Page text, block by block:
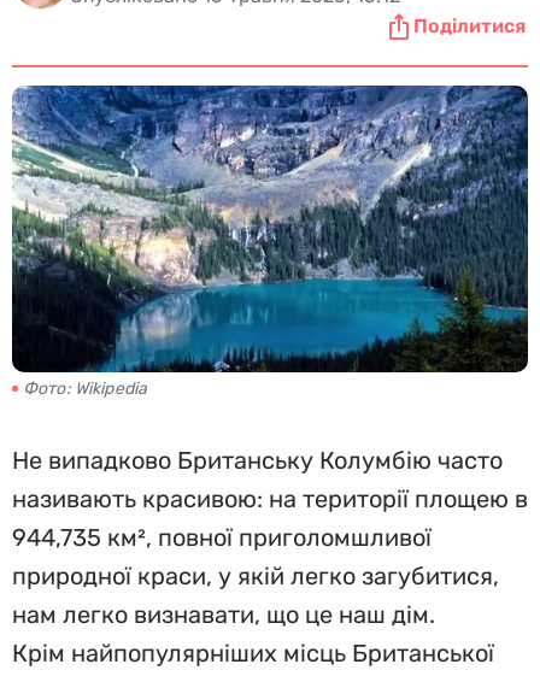
Поділитися
Фото: Wikipedia
Не випадково Британську Колумбію часто
називають красивою: на території площею в
944,735 км², повної приголомшливої
природної краси, у якій легко загубитися,
нам легко визнавати, щo це наш дім.
Крім найпопулярніших місць Британської